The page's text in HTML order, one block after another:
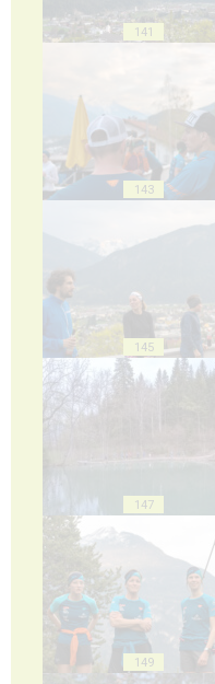
141
143
145
147
149